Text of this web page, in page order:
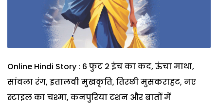
Online Hindi Story : 6 फुट 2 इंच का कद, ऊंचा माथा,
सांवला रंग, इतालवी मुखकृति, तिरछी मुसकराहट, नए
स्टाइल का चश्मा, कनपुरिया टशन और बातों में